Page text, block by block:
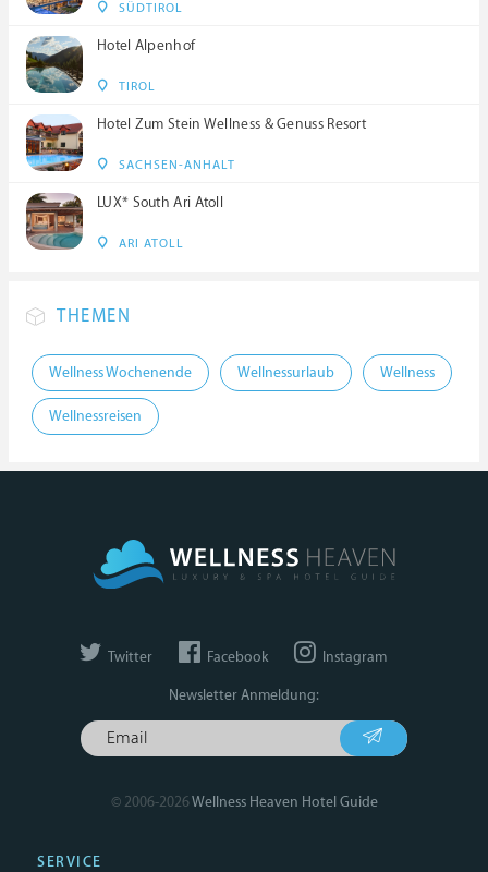
SÜDTIROL
Hotel Alpenhof
TIROL
Hotel Zum Stein Wellness & Genuss Resort
SACHSEN-ANHALT
LUX* South Ari Atoll
ARI ATOLL
THEMEN
Wellness Wochenende Wellnessurlaub Wellness
Wellnessreisen
Twitter Facebook Instagram
Newsletter Anmeldung:
© 2006-2026Wellness Heaven Hotel Guide
SERVICE